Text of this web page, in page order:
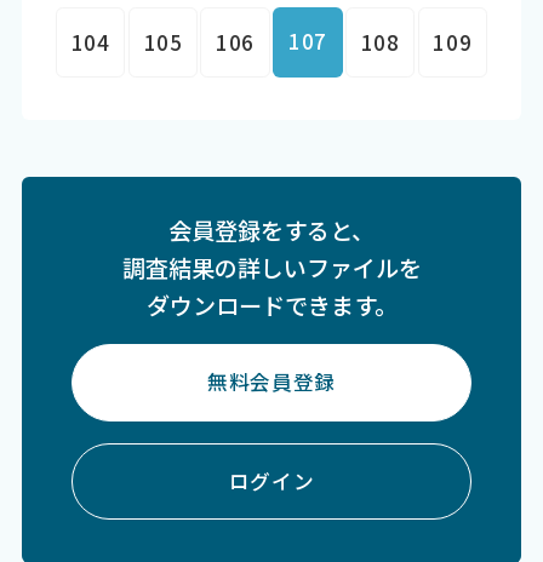
104 105 106 107 108 109
会員登録をすると、
調査結果の詳しいファイルを
ダウンロードできます。
無料会員登録
ログイン